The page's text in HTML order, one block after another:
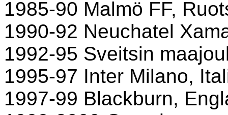
1985-90 Malmö FF,
1990-92 Neuchatel
1992-95 Sveitsin
1995-97 Inter Milano,
1997-99 Blackburn,